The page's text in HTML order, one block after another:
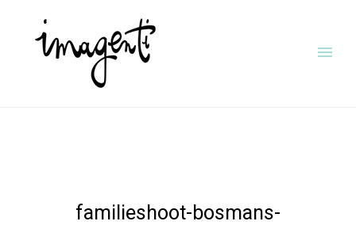
familieshoot-bosmans-